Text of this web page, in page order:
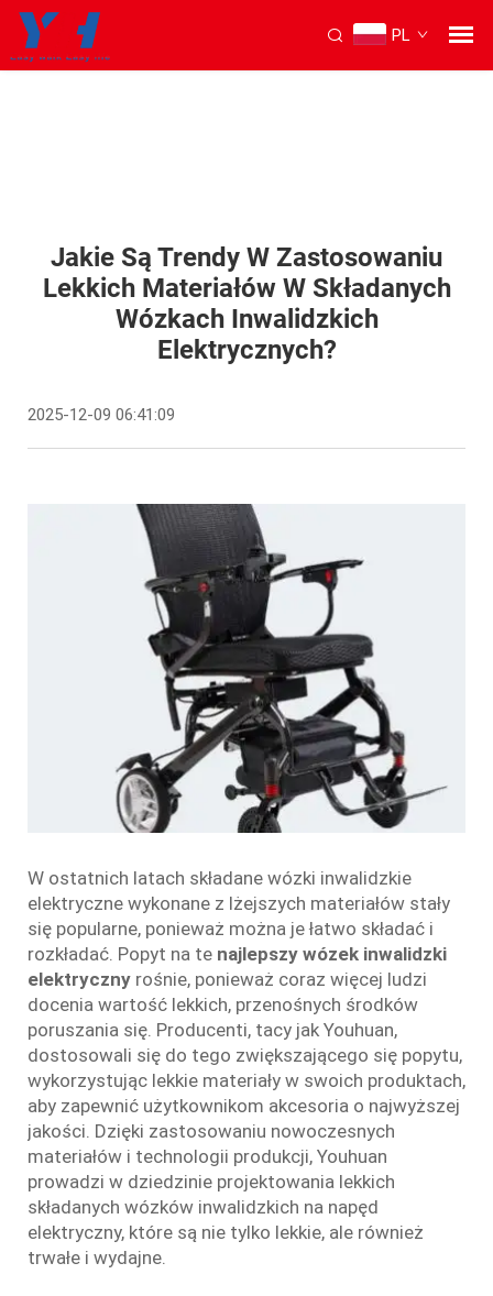
PL
Jakie Są Trendy W Zastosowaniu
Lekkich Materiałów W Składanych
Wózkach Inwalidzkich
Elektrycznych?
2025-12-09 06:41:09
W ostatnich latach składane wózki inwalidzkie
elektryczne wykonane z lżejszych materiałów stały
się popularne, ponieważ można je łatwo składać i
rozkładać. Popyt na te najlepszy wózek inwalidzki
elektryczny rośnie, ponieważ coraz więcej ludzi
docenia wartość lekkich, przenośnych środków
poruszania się. Producenti, tacy jak Youhuan,
dostosowali się do tego zwiększającego się popytu,
wykorzystując lekkie materiały w swoich produktach,
aby zapewnić użytkownikom akcesoria o najwyższej
jakości. Dzięki zastosowaniu nowoczesnych
materiałów i technologii produkcji, Youhuan
prowadzi w dziedzinie projektowania lekkich
składanych wózków inwalidzkich na napęd
elektryczny, które są nie tylko lekkie, ale również
trwałe i wydajne.